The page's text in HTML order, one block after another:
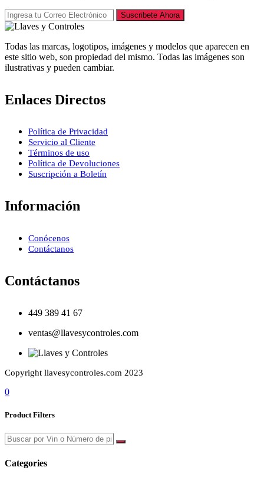
Suscribete Ahora
Todas las marcas, logotipos, imágenes y modelos que aparecen en
este sitio web, son propiedad del mismo. Todas las imágenes son
ilustrativas y pueden cambiar.
Enlaces Directos
Política de Privacidad
Servicio al Cliente
Términos de uso
Política de Devoluciones
Suscripción a Boletín
Información
Conócenos
Contáctanos
Contáctanos
449 389 41 67
ventas@llavesycontroles.com
Copyright llavesycontroles.com 2023
0
Product Filters
Categories